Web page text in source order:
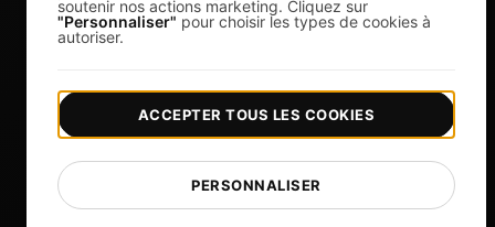
Alternative au Taureau
Apache JMeter Alternative
L`aide
Glossaire
soutenir nos actions marketing. Cliquez sur
"Personnaliser" pour choisir les types de cookies à
autoriser.
PERSONNALISER
ACCEPTER TOUS LES COOKIES